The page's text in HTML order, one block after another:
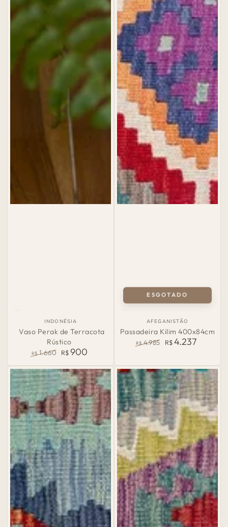
País
de
Origem:
INDONÉSIA
Vaso Perak de Terracota
Rústico
normal
R$ 1.660
de
venda
R$ 900
País
de
Origem:
AFEGANISTÃO
Passadeira Kilim 400x84cm
R$ 4.985
venda
R$ 4.237
ESGOTADO